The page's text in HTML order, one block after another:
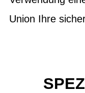
Union Ihre